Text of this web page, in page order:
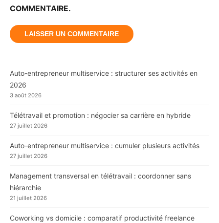
COMMENTAIRE.
Auto-entrepreneur multiservice : structurer ses activités en
2026
3 août 2026
Télétravail et promotion : négocier sa carrière en hybride
27 juillet 2026
Auto-entrepreneur multiservice : cumuler plusieurs activités
27 juillet 2026
Management transversal en télétravail : coordonner sans
hiérarchie
21 juillet 2026
Coworking vs domicile : comparatif productivité freelance